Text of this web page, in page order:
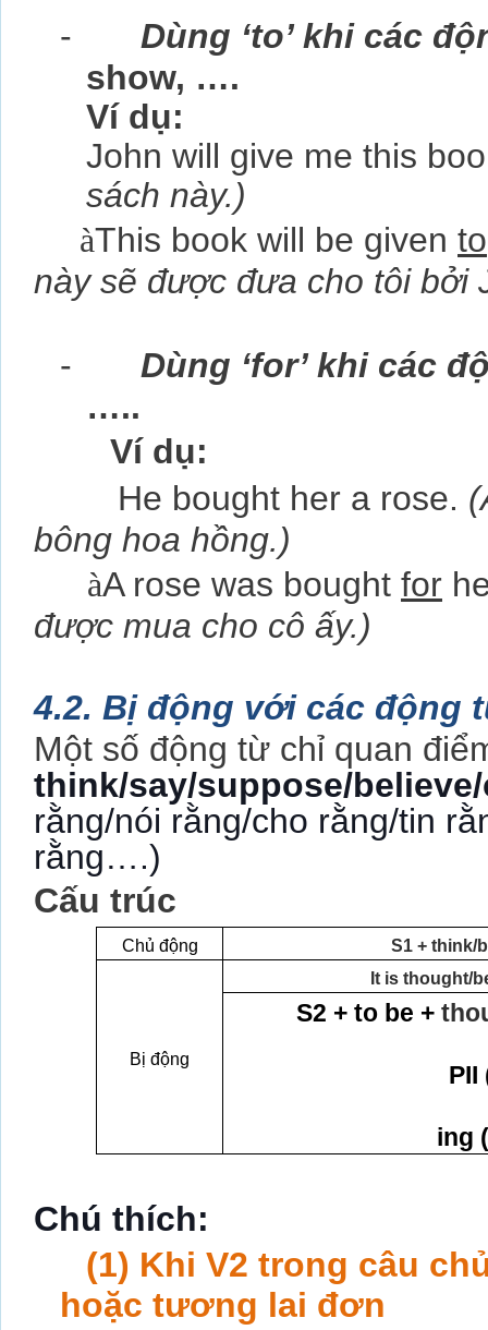
- Dùng ‘to’ khi các
show, ….
Ví dụ:
John will give me this
sách này.)
àThis book will be given to
này sẽ được đưa cho tôi bởi
- Dùng ‘for’ khi các
…..
Ví dụ:
He bought her a rose.
bông hoa hồng.)
àA rose was bought for
được mua cho cô ấy.)
4.2. Bị động với các động
Một số động từ chỉ quan
think/say/suppose/
rằng/nói rằng/cho rằng/tin
rằng….)
Cấu trúc
Chủ động S1 + think/
Bị động
It is thought/
S2 + to be +
PII
ing
Chú thích:
(1) Khi V2 trong câu
hoặc tương lai đơn